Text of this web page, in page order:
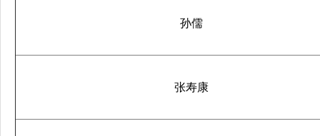
孙儒
张寿康